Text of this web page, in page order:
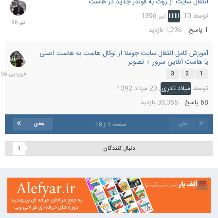
توسط iiiiiii ,10 تیر 1396
پاسخ 1,236 بازدید
10
تیر
آموزش کامل انتقال سایت جوملا از لوکال هاست به هاست اصلی
یا هاست آنلاین سرور + تصویر
توسطمیلاد نادری,20 مرداد 1392
68 پاسخ 39,366 بازدید
9
قبلی بعدی صفحه 1 از 18
دنبال کنندگان